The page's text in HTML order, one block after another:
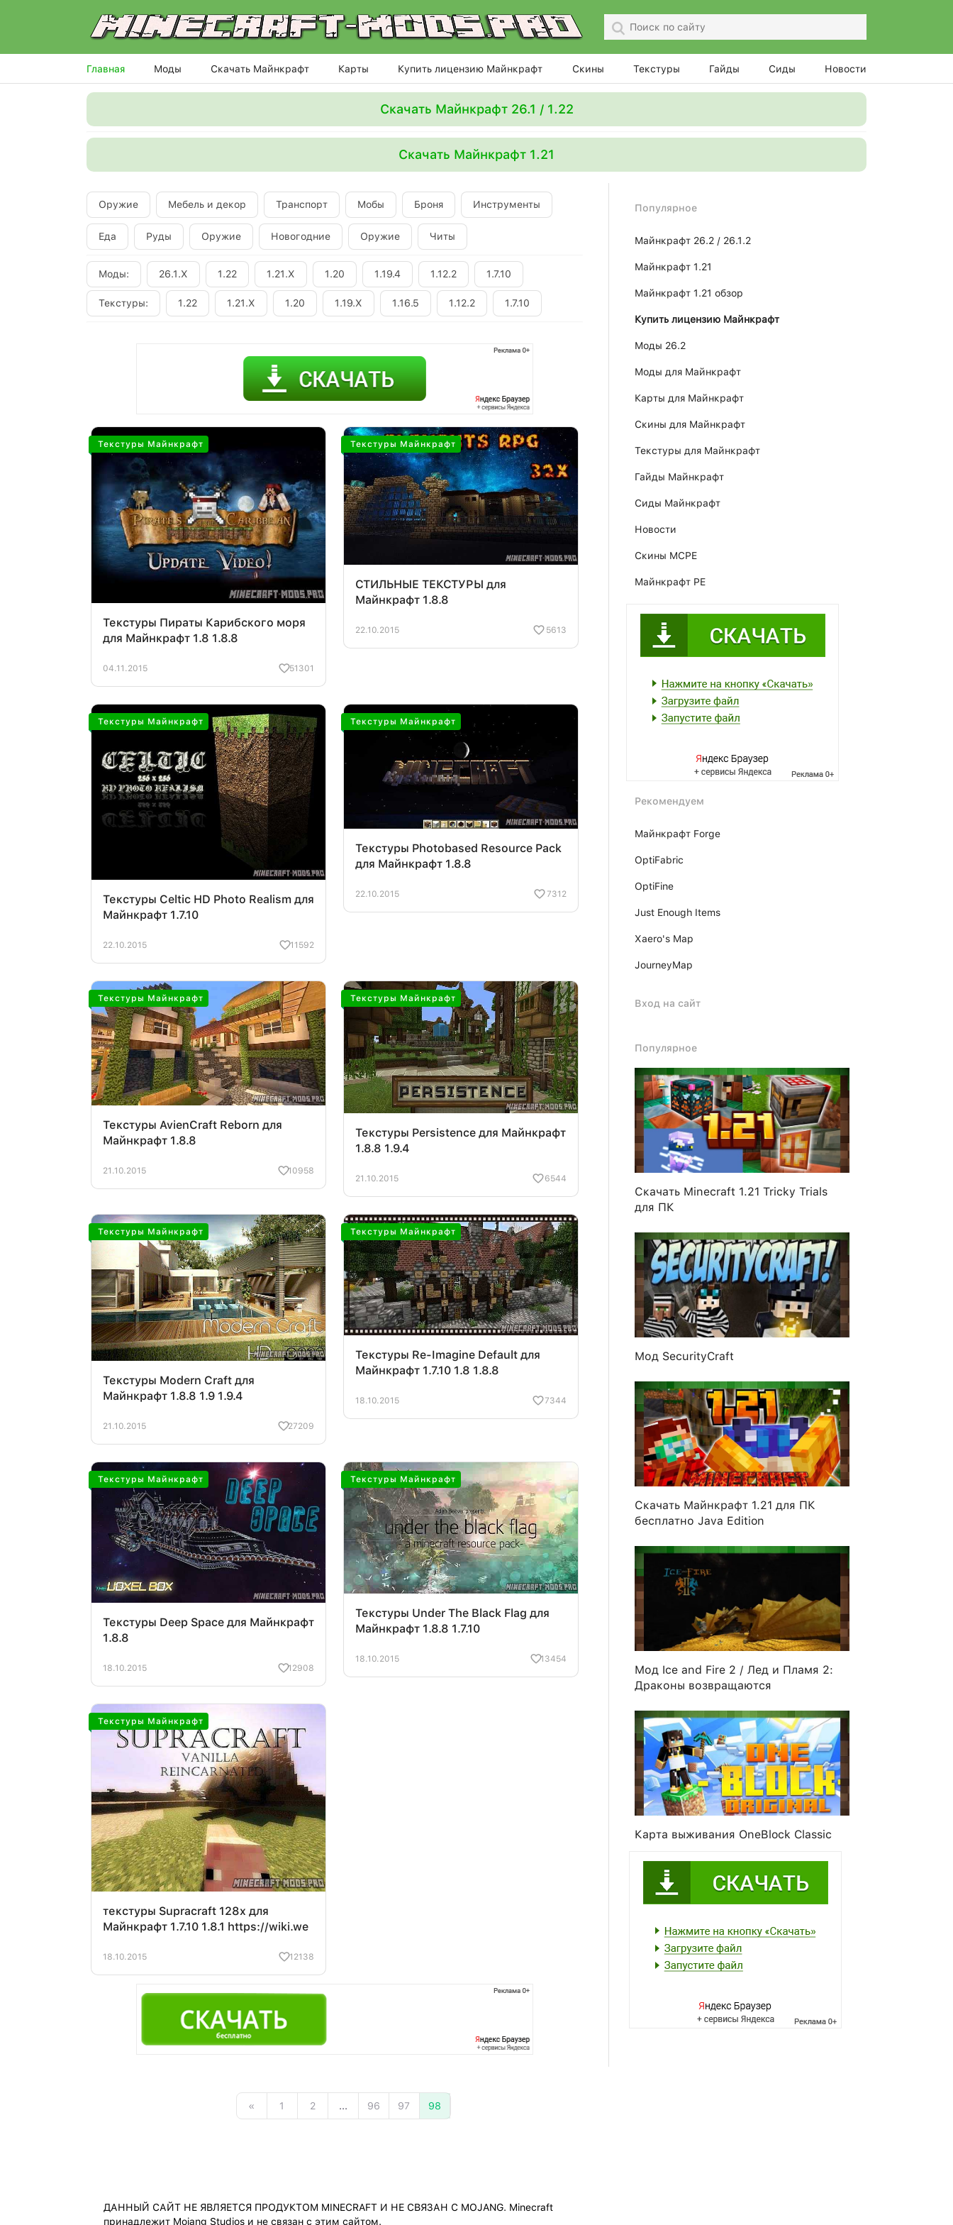
Главная Моды Скачать Майнкрафт Карты Купить лицензию Майнкрафт Скины Текстуры Гайды Сиды Новости
Скачать Майнкрафт 26.1 / 1.22
Скачать Майнкрафт 1.21
Оружие Мебель и декор Транспорт Мобы Броня Инструменты
Еда Руды Оружие Новогодние Оружие Читы
Моды: 26.1.X 1.22 1.21.X 1.20 1.19.4 1.12.2 1.7.10
Текстуры: 1.22 1.21.X 1.20 1.19.X 1.16.5 1.12.2 1.7.10
Текстуры Майнкрафт
Текстуры Пираты Карибского моря
для Майнкрафт 1.8 1.8.8
04.11.2015 51301
Текстуры Майнкрафт
СТИЛЬНЫЕ ТЕКСТУРЫ для
Майнкрафт 1.8.8
22.10.2015 5613
Текстуры Майнкрафт
Текстуры Celtic HD Photo Realism для
Майнкрафт 1.7.10
22.10.2015 11592
Текстуры Майнкрафт
Текстуры Photobased Resource Pack
для Майнкрафт 1.8.8
22.10.2015 7312
Текстуры Майнкрафт
Текстуры AvienCraft Reborn для
Майнкрафт 1.8.8
21.10.2015 10958
Текстуры Майнкрафт
Текстуры Persistence для Майнкрафт
1.8.8 1.9.4
21.10.2015 6544
Текстуры Майнкрафт
Текстуры Modern Craft для
Майнкрафт 1.8.8 1.9 1.9.4
21.10.2015 27209
Текстуры Майнкрафт
Текстуры Re-Imagine Default для
Майнкрафт 1.7.10 1.8 1.8.8
18.10.2015 7344
Текстуры Майнкрафт
Текстуры Deep Space для Майнкрафт
1.8.8
18.10.2015 12908
Текстуры Майнкрафт
Текстуры Under The Black Flag для
Майнкрафт 1.8.8 1.7.10
18.10.2015 13454
Текстуры Майнкрафт
текстуры Supracraft 128x для
Майнкрафт 1.7.10 1.8.1 https://wiki.we
18.10.2015 12138
« 1 2 ... 96 97 98
Популярное
Майнкрафт 26.2 / 26.1.2
Майнкрафт 1.21
Майнкрафт 1.21 обзор
Купить лицензию Майнкрафт
Моды 26.2
Моды для Майнкрафт
Карты для Майнкрафт
Скины для Майнкрафт
Текстуры для Майнкрафт
Гайды Майнкрафт
Сиды Майнкрафт
Новости
Скины MCPE
Майнкрафт PE
Рекомендуем
Майнкрафт Forge
OptiFabric
OptiFine
Just Enough Items
Xаero's Mаp
JourneyMap
Вход на сайт
Популярное
Скачать Minecraft 1.21 Tricky Trials
для ПК
Мод SecurityCraft
Скачать Майнкрафт 1.21 для ПК
бесплатно Java Edition
Мод Ice and Fire 2 / Лед и Пламя 2:
Драконы возвращаются
Карта выживания OneBlock Classic
ДАННЫЙ САЙТ НЕ ЯВЛЯЕТСЯ ПРОДУКТОМ MINECRAFT И НЕ СВЯЗАН С MOJANG. Minecraft
принадлежит Mojang Studios и не связан с этим сайтом.